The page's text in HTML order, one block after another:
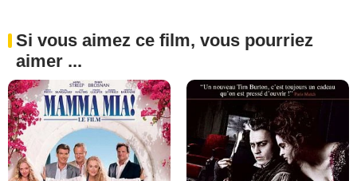
Si vous aimez ce film, vous pourriez
aimer ...